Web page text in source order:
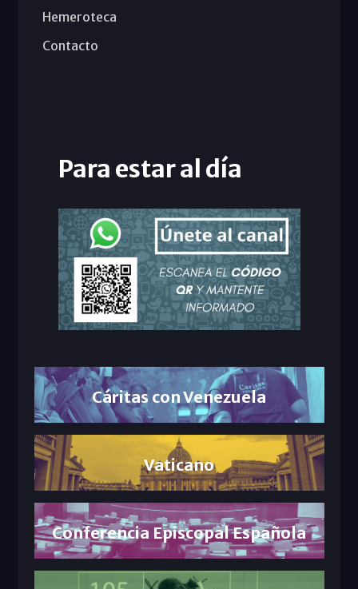
Hemeroteca
Contacto
Para estar al día
Cáritas con Venezuela
Vaticano
Conferencia Episcopal Española